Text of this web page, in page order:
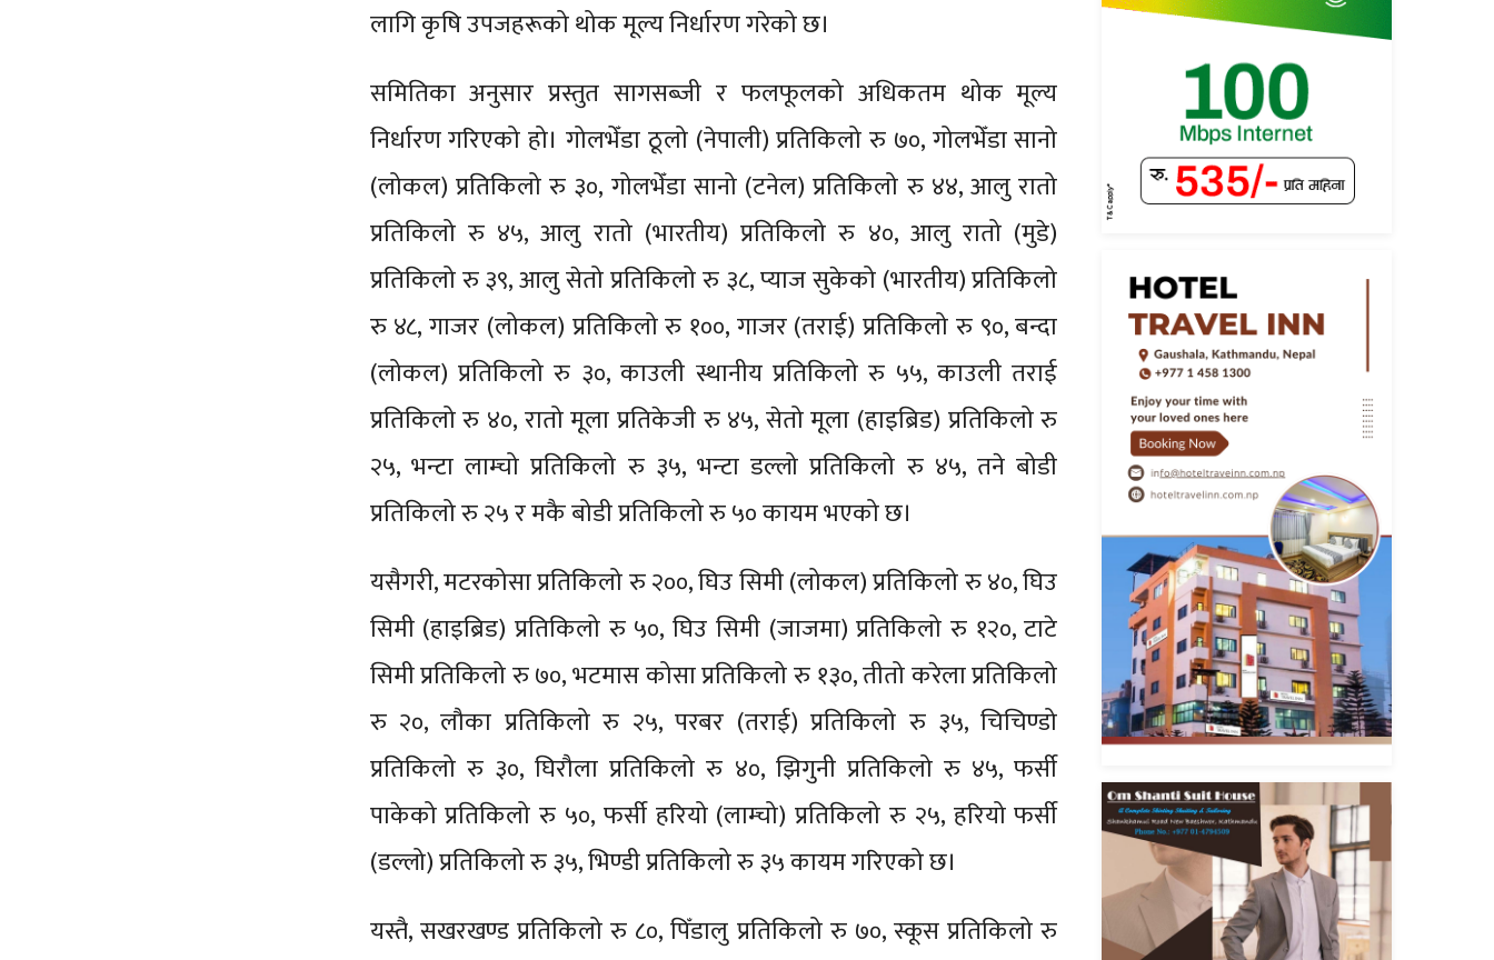
लागि कृषि उपजहरूको थोक मूल्य निर्धारण गरेको छ।
समितिका अनुसार प्रस्तुत सागसब्जी र फलफूलको अधिकतम थोक मूल्य
निर्धारण गरिएको हो। गोलभेँडा ठूलो (नेपाली) प्रतिकिलो रु ७०, गोलभेँडा सानो
(लोकल) प्रतिकिलो रु ३०, गोलभेँडा सानो (टनेल) प्रतिकिलो रु ४४, आलु रातो
प्रतिकिलो रु ४५, आलु रातो (भारतीय) प्रतिकिलो रु ४०, आलु रातो (मुडे)
प्रतिकिलो रु ३९, आलु सेतो प्रतिकिलो रु ३८, प्याज सुकेको (भारतीय) प्रतिकिलो
रु ४८, गाजर (लोकल) प्रतिकिलो रु १००, गाजर (तराई) प्रतिकिलो रु ९०, बन्दा
(लोकल) प्रतिकिलो रु ३०, काउली स्थानीय प्रतिकिलो रु ५५, काउली तराई
प्रतिकिलो रु ४०, रातो मूला प्रतिकेजी रु ४५, सेतो मूला (हाइब्रिड) प्रतिकिलो रु
२५, भन्टा लाम्चो प्रतिकिलो रु ३५, भन्टा डल्लो प्रतिकिलो रु ४५, तने बोडी
प्रतिकिलो रु २५ र मकै बोडी प्रतिकिलो रु ५० कायम भएको छ।
यसैगरी, मटरकोसा प्रतिकिलो रु २००, घिउ सिमी (लोकल) प्रतिकिलो रु ४०, घिउ
सिमी (हाइब्रिड) प्रतिकिलो रु ५०, घिउ सिमी (जाजमा) प्रतिकिलो रु १२०, टाटे
सिमी प्रतिकिलो रु ७०, भटमास कोसा प्रतिकिलो रु १३०, तीतो करेला प्रतिकिलो
रु २०, लौका प्रतिकिलो रु २५, परबर (तराई) प्रतिकिलो रु ३५, चिचिण्डो
प्रतिकिलो रु ३०, घिरौला प्रतिकिलो रु ४०, झिगुनी प्रतिकिलो रु ४५, फर्सी
पाकेको प्रतिकिलो रु ५०, फर्सी हरियो (लाम्चो) प्रतिकिलो रु २५, हरियो फर्सी
(डल्लो) प्रतिकिलो रु ३५, भिण्डी प्रतिकिलो रु ३५ कायम गरिएको छ।
यस्तै, सखरखण्ड प्रतिकिलो रु ८०, पिँडालु प्रतिकिलो रु ७०, स्कूस प्रतिकिलो रु